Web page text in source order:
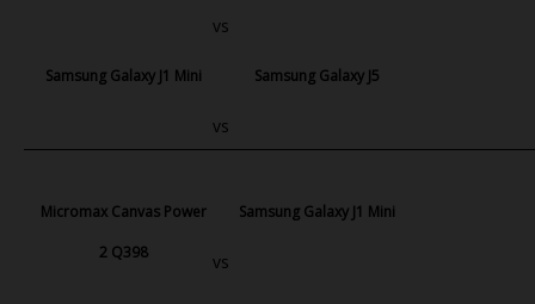
vs
Samsung Galaxy J1 Mini
vs
Samsung Galaxy J5
Micromax Canvas Power
2 Q398
vs
Samsung Galaxy J1 Mini